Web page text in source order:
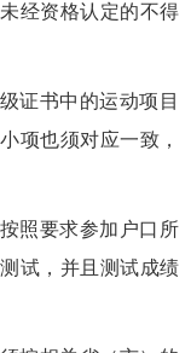
经资格认定的不得
证书中的运动项目
项也须对应一致，
照要求参加户口所
试，并且测试成绩